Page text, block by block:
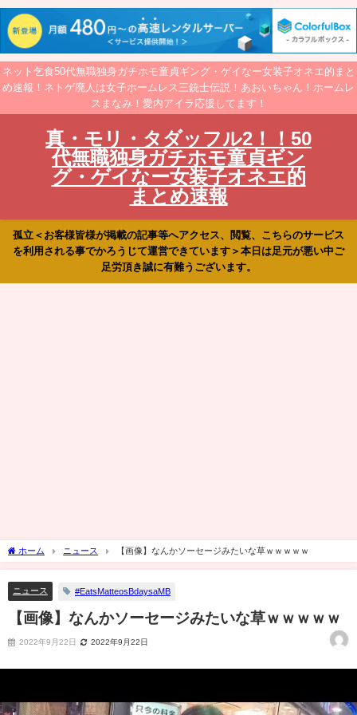
ネット乞食50代無職独身ガチホモ童貞ギング・ゲイなー女装子オネエ的まと
め速報！ネトゲ廃人は女子ホームレス三銃士伝説！あおいちゃん！ホームレ
スまなみ！愛内アイラ応援してます！
真・モリ・タダッフル2！！50
代無職独身ガチホモ童貞ギン
グ・ゲイなー女装子オネエ的
まとめ速報
孤立＜お客様皆様が掲載の記事等へアクセス、閲覧、こちらのサービス
を利用される事でかろうじて運営できています＞本日は足元が悪い中ご
足労頂き誠に有難うございます。
ホーム ニュース 【画像】なんかソーセージみたいな草ｗｗｗｗｗ
ニュース #EatsMatteosBdaysaMB
【画像】なんかソーセージみたいな草ｗｗｗｗｗ
2022年9月22日 2022年9月22日